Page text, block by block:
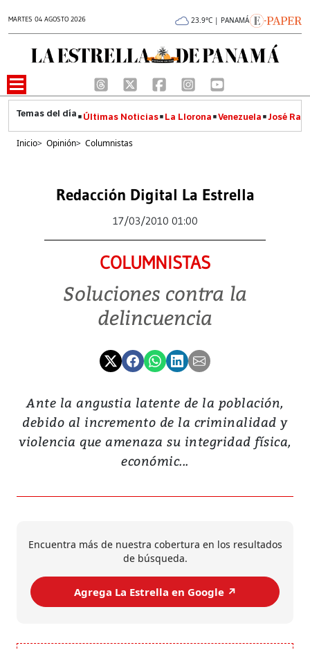
MARTES 04 AGOSTO 2026 23.9°C | PANAMÁ
Últimas Noticias La Llorona Venezuela José
Inicio> Opinión> Columnistas
Redacción Digital La Estrella
17/03/2010 01:00
COLUMNISTAS
Soluciones contra la
delincuencia
Ante la angustia latente de la población,
debido al incremento de la criminalidad y
violencia que amenaza su integridad física,
económic...
Encuentra más de nuestra cobertura en los resultados
de búsqueda.
Agrega La Estrella en Google ↗️